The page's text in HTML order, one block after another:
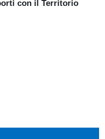
con il Territorio
is external)